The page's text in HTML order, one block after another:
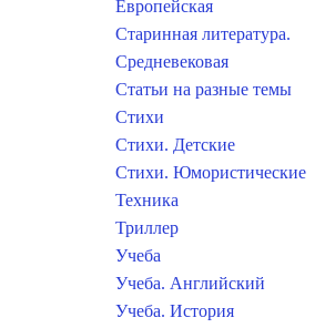
Европейская
Старинная литература.
Средневековая
Статьи на разные темы
Стихи
Стихи. Детские
Стихи. Юмористические
Техника
Триллер
Учеба
Учеба. Английский
Учеба. История